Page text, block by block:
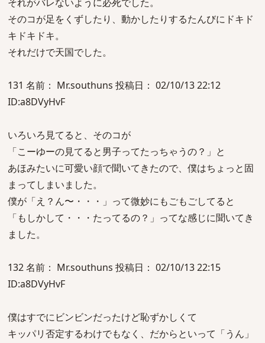
そのコが足をくずしたり、動かしたりするたんびにドキド
キドキドキ。
それだけで天国でした。
131 名前： Mr.southuns 投稿日： 02/10/13 22:12
ID:a8DVyHvF
いろいろ見てると、そのコが
「こーゆーの見てると男子ってたっちゃうの？」と
あほみたいに可愛い顔で聞いてきたので、僕はちょっと固
まってしまいました。
僕が「え？ん〜・・・」って微妙にもごもごしてると
「もしかして・・・たってるの？」ってな感じに聞いてき
ました。
132 名前： Mr.southuns 投稿日： 02/10/13 22:15
ID:a8DVyHvF
僕はすでにビンビンだったけど恥ずかしくて
キッパリ否定するわけでもなく、だからといって「うん」